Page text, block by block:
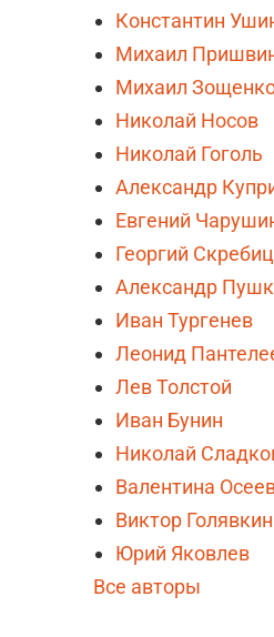
Константин
Михаил
Михаил
Николай Носов
Николай Гоголь
Александр
Евгений
Георгий
Александр
Иван Тургенев
Леонид
Лев Толстой
Иван Бунин
Николай
Валентина
Виктор Голявкин
Юрий Яковлев
Все авторы